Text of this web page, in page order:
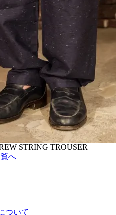
STRING TROUSER
へ
ついて